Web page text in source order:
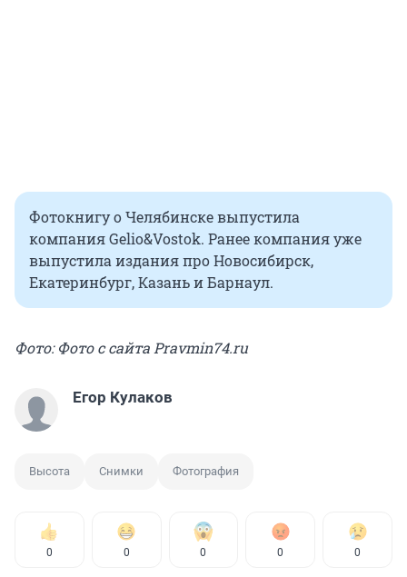
Фотокнигу о Челябинске выпустила
компания Gelio&Vostok. Ранее компания уже
выпустила издания про Новосибирск,
Екатеринбург, Казань и Барнаул.
Фото: Фото с сайта Pravmin74.ru
Егор Кулаков
Высота Снимки Фотография
0 0 0 0 0